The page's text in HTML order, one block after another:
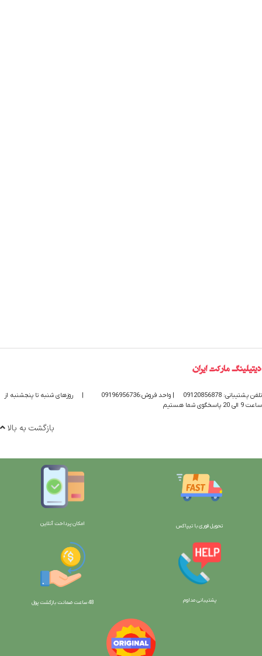
تلفن پشتیبانی: 09120856878 | واحد فروش:09196956736 |
روزهای شنبه تا پنجشنبه از
ساعت 9 الی 20 پاسخگوی شما هستیم
بازگشت به بالا
تحویل فوری با تیپاکس امکان پرداخت آنلاین
پشتیبانی مداوم 48 ساعت ضمانت بازگش ت پول